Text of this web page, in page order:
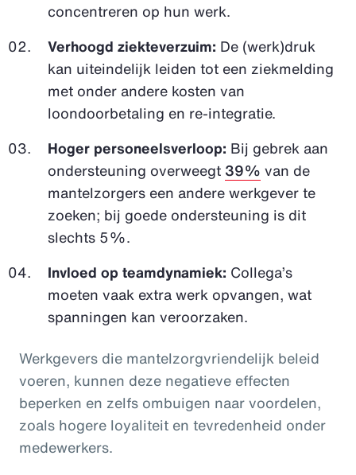
concentreren op hun werk.
Verhoogd ziekteverzuim: De (werk)druk
kan uiteindelijk leiden tot een ziekmelding
met onder andere kosten van
loondoorbetaling en re-integratie.
Hoger personeelsverloop: Bij gebrek aan
ondersteuning overweegt 39% van de
mantelzorgers een andere werkgever te
zoeken; bij goede ondersteuning is dit
slechts 5%.
Invloed op teamdynamiek: Collega’s
moeten vaak extra werk opvangen, wat
spanningen kan veroorzaken.
Werkgevers die mantelzorgvriendelijk beleid
voeren, kunnen deze negatieve effecten
beperken en zelfs ombuigen naar voordelen,
zoals hogere loyaliteit en tevredenheid onder
medewerkers.